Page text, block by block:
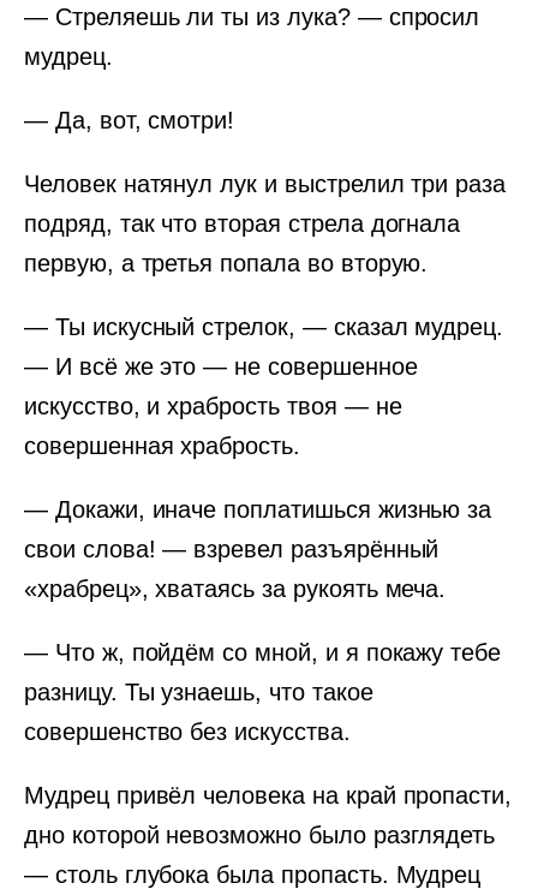
— Стреляешь ли ты из лука? — спросил
мудрец.
— Да, вот, смотри!
Человек натянул лук и выстрелил три раза
подряд, так что вторая стрела догнала
первую, а третья попала во вторую.
— Ты искусный стрелок, — сказал мудрец.
— И всё же это — не совершенное
искусство, и храбрость твоя — не
совершенная храбрость.
— Докажи, иначе поплатишься жизнью за
свои слова! — взревел разъярённый
«храбрец», хватаясь за рукоять меча.
— Что ж, пойдём со мной, и я покажу тебе
разницу. Ты узнаешь, что такое
совершенство без искусства.
Мудрец привёл человека на край пропасти,
дно которой невозможно было разглядеть
— столь глубока была пропасть. Мудрец